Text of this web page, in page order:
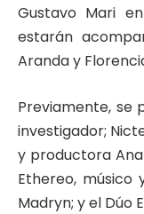
Gustavo Mari
estarán
Aranda y
Previamente, se
investigador;
y productora
Ethereo, músico
Madryn; y el Dúo